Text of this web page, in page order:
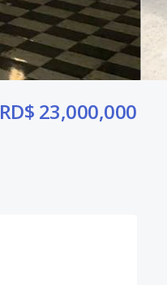
RD$ 23,000,000